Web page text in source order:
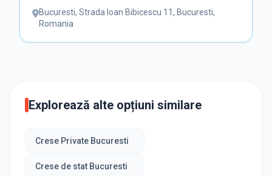
Bucuresti, Strada Ioan Bibicescu 11, Bucuresti,
Romania
Explorează alte opțiuni similare
Crese Private Bucuresti
Crese de stat Bucuresti